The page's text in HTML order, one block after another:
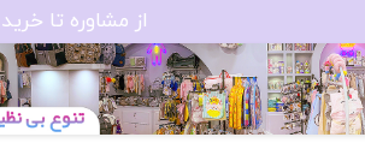
از مشاوره تا